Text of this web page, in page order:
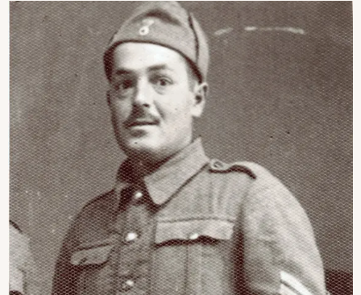
Image